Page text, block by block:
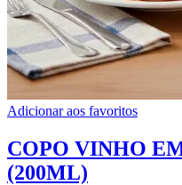
Adicionar aos favoritos
COPO VINHO
(200ML)